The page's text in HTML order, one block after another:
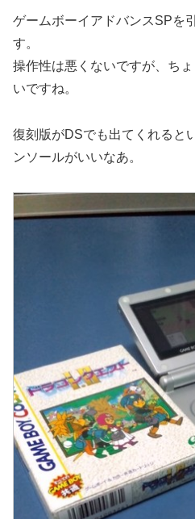
ゲームボーイアドバンスSPを
す。
操作性は悪くないですが、ち
いですね。
復刻版がDSでも出てくれると
ンソールがいいなあ。